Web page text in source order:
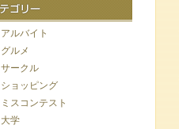
アルバイト
グルメ
サークル
ショッピング
ミスコンテスト
大学